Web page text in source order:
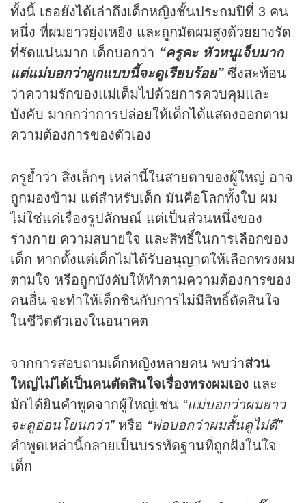
ทั้งนี้ เธอยังได้เล่าถึงเด็กหญิงชั้นประถมปีที่ 3 คน
หนึ่ง ที่ผมยาวยุ่งเหยิง และถูกมัดผมสูงด้วยยางรัด
ที่รัดแน่นมาก เด็กบอกว่า “ครูคะ หัวหนูเจ็บมาก
แต่แม่บอกว่าผูกแบบนี้จะดูเรียบร้อย”ซึ่งสะท้อน
ว่าความรักของแม่เต็มไปด้วยการควบคุมและ
บังคับ มากกว่าการปล่อยให้เด็กได้แสดงออกตาม
ความต้องการของตัวเอง
ครูย้ำว่า สิ่งเล็กๆ เหล่านี้ในสายตาของผู้ใหญ่ อาจ
ถูกมองข้าม แต่สำหรับเด็ก มันคือโลกทั้งใบ ผม
ไม่ใช่แค่เรื่องรูปลักษณ์ แต่เป็นส่วนหนึ่งของ
ร่างกาย ความสบายใจ และสิทธิ์ในการเลือกของ
เด็ก หากตั้งแต่เด็กไม่ได้รับอนุญาตให้เลือกทรงผม
ตามใจ หรือถูกบังคับให้ทำตามความต้องการของ
คนอื่น จะทำให้เด็กชินกับการไม่มีสิทธิ์ตัดสินใจ
ในชีวิตตัวเองในอนาคต
จากการสอบถามเด็กหญิงหลายคน พบว่าส่วน
ใหญ่ไม่ได้เป็นคนตัดสินใจเรื่องทรงผมเอง และ
มักได้ยินคำพูดจากผู้ใหญ่เช่น “แม่บอกว่าผมยาว
จะดูอ่อนโยนกว่า”หรือ “พ่อบอกว่าผมสั้นดูไม่ดี”
คำพูดเหล่านี้กลายเป็นบรรทัดฐานที่ถูกฝังในใจ
เด็ก